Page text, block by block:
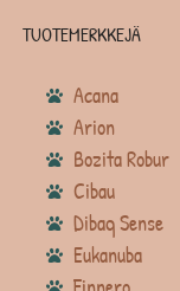
TUOTEMERKKEJÄ
Acana
Arion
Bozita Robur
Cibau
Dibaq Sense
Eukanuba